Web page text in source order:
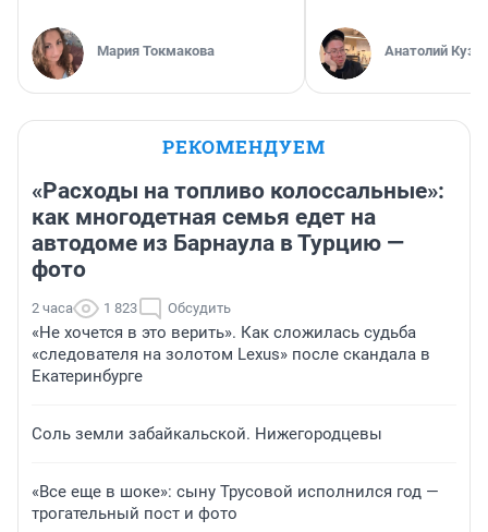
Мария Токмакова Анатолий
РЕКОМЕНДУЕМ
«Расходы на топливо колоссальные»:
как многодетная семья едет на
автодоме из Барнаула в Турцию —
фото
2 часа 1 823 Обсудить
«Не хочется в это верить». Как сложилась судьба
«следователя на золотом Lexus» после скандала в
Екатеринбурге
Соль земли забайкальской. Нижегородцевы
«Все еще в шоке»: сыну Трусовой исполнился год —
трогательный пост и фото